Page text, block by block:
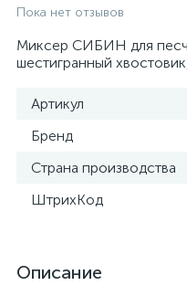
Пока нет отзывов
Миксер СИБИН для
шестигранный
Артикул
Бренд
Страна производства
ШтрихКод
Описание